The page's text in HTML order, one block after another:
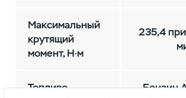
Максимальный
крутящий
момент, Н·м
235,4
Топливо Бензин